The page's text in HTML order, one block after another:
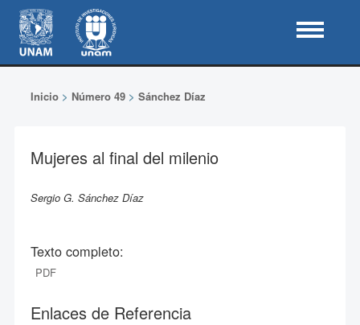
Inicio> Número 49> Sánchez Díaz
Mujeres al final del milenio
Sergio G. Sánchez Díaz
Texto completo:
PDF
Enlaces de Referencia